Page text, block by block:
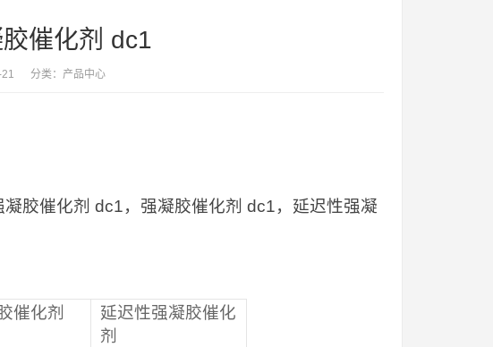
催化剂 dc1
21 分类： 产品中心
胶催化剂 dc1，强凝胶催化剂 dc1，延迟性强凝
催化剂
延迟性强凝胶催化
剂